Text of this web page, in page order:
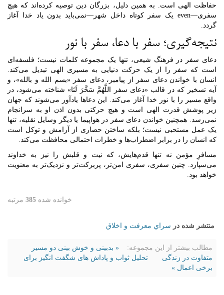
حفاظت الهی است. به همین دلیل، بزرگان دین توصیه کرده‌اند که هیچ
سفری—even یک سفر کوتاه داخل شهر—نمی‌باید بدون یاد خدا آغاز
گردد.
نتیجه‌گیری؛ سفر با دعا، سفر با نور
دعای سفر در فرهنگ شیعی، تنها یک مجموعه کلمات نیست؛ فلسفه‌ای
است که سفر را از یک حرکت دنیایی به مسیری الهی تبدیل می‌کند.
انسان با خواندن دعای سفر از پیامبر، دعای سفر «بسم الله و بالله»، و
آیه تسخیر که در قالب «دعای سفر اللَّهُمَّ سَخَّرَ لَنَا» شناخته می‌شود، در
واقع مسیر را با نور خدا آغاز می‌کند. این دعاها یادآور می‌شوند که جهان
زیر پوشش قدرت الهی است و هیچ حرکتی بدون اذن او به سرانجام
نمی‌رسد. همچنین خواندن دعای سفر در هواپیما یا دیگر وسایل نقلیه، تنها
یک عمل مستحبی نیست؛ بلکه ساختن حصاری از آرامش و توکل است
که انسان را در برابر اضطراب‌ها و خطرات احتمالی محافظت می‌کند.
مسافرِ مؤمن نه تنها قدم‌هایش، که نیت و قلبش را نیز به خداوند
می‌سپارد. چنین سفری، سفری امن‌تر، پربرکت‌تر و نزدیک‌تر به معنویت
خواهد بود.
خوانده شده 385 مرتبه
منتشر شده در سراي معرفت و اخلاق
مطالب بیشتر از این مجموعه:
« بدبینی و خوش بینی دو مسیر
متفاوت در زندگی
تحلیل ثواب و پاداش های شگفت انگیز برای
برخی اعمال »